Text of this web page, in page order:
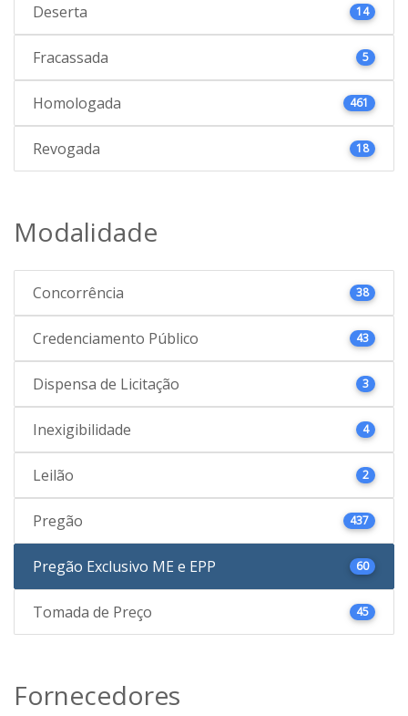
Deserta 14
Fracassada 5
Homologada 461
Revogada 18
Modalidade
Concorrência 38
Credenciamento Público 43
Dispensa de Licitação 3
Inexigibilidade 4
Leilão 2
Pregão 437
Pregão Exclusivo ME e EPP 60
Tomada de Preço 45
Fornecedores